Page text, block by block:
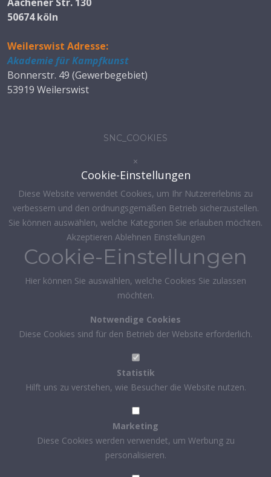
50674 köln
Weilerswist Adresse:
Akademie für Kampfkunst
Bonnerstr. 49 (Gewerbegebiet)
53919 Weilerswist
SNC_COOKIES
×
Cookie-Einstellungen
Diese Website verwendet Cookies, um Ihr Nutzererlebnis zu
verbessern und den ordnungsgemäßen Betrieb sicherzustellen.
Sie können auswählen, welche Kategorien Sie erlauben möchten.
Akzeptieren Ablehnen Einstellungen
Cookie-Einstellungen
Hier können Sie auswählen, welche Cookies Sie zulassen
möchten.
Notwendige Cookies
Diese Cookies sind für den Betrieb der Website erforderlich.
Statistik
Hilft uns zu verstehen, wie Besucher die Website nutzen.
Marketing
Diese Cookies werden verwendet, um Werbung zu
personalisieren.